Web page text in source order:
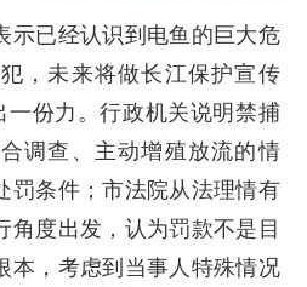
示已经认识到电鱼的巨大危
，未来将做长江保护宣传
一份力。行政机关说明禁捕
调查、主动增殖放流的情
罚条件；市法院从法理情有
角度出发，认为罚款不是目
本，考虑到当事人特殊情况